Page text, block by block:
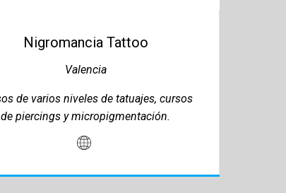
Nigromancia Tattoo
Valencia
de varios niveles de tatuajes, cursos
de piercings y micropigmentación.